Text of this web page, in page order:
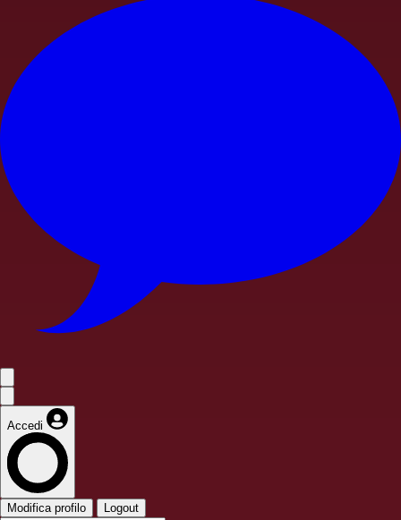
Accedi
Modifica profilo Logout